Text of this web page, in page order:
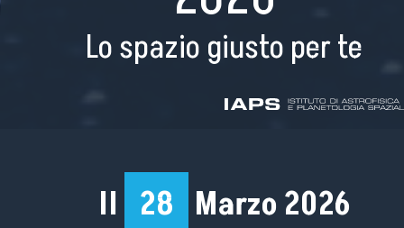
Lo spazio giusto per te
Il 28 Marzo 2026